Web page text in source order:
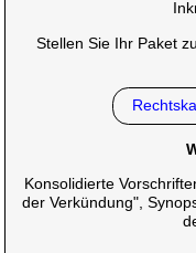
Stellen Sie Ihr Paket
Konsolidierte
der Verkündung",